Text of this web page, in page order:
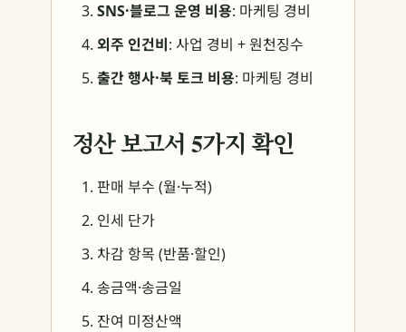
SNS·블로그 운영 비용: 마케팅 경비
외주 인건비: 사업 경비 + 원천징수
출간 행사·북 토크 비용: 마케팅 경비
정산 보고서 5가지 확인
판매 부수 (월·누적)
인세 단가
차감 항목 (반품·할인)
송금액·송금일
잔여 미정산액